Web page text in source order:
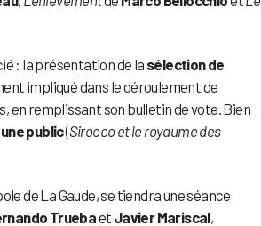
: la présentation de la sélection de
impliqué dans le déroulement de
en remplissant son bulletin de vote. Bien
public(Sirocco et le royaume des
de La Gaude, se tiendra une séance
Truebaet Javier Mariscal,